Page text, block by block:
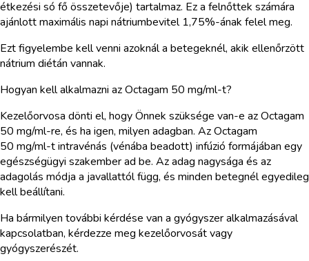
étkezési só fő összetevője) tartalmaz. Ez a felnőttek számára
ajánlott maximális napi nátriumbevitel 1,75%-ának felel meg.
Ezt figyelembe kell venni azoknál a betegeknél, akik ellenőrzött
nátrium diétán vannak.
Hogyan kell alkalmazni az Octagam 50 mg/ml-t?
Kezelőorvosa dönti el, hogy Önnek szüksége van-e az Octagam
50 mg/ml-re, és ha igen, milyen adagban. Az Octagam
50 mg/ml-t intravénás (vénába beadott) infúzió formájában egy
egészségügyi szakember ad be. Az adag nagysága és az
adagolás módja a javallattól függ, és minden betegnél egyedileg
kell beállítani.
Ha bármilyen további kérdése van a gyógyszer alkalmazásával
kapcsolatban, kérdezze meg kezelőorvosát vagy
gyógyszerészét.